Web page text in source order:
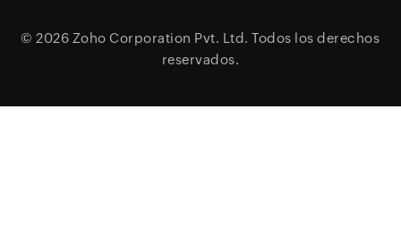
© 2026 Zoho Corporation Pvt. Ltd. Todos los derechos
reservados.